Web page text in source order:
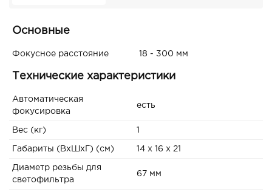
Основные
Фокусное расстояние 18 - 300 мм
Технические характеристики
Автоматическая
фокусировка
есть
Вес (кг) 1
Габариты (ВxШxГ) (см) 14 x 16 x 21
Диаметр резьбы для
светофильтра
67 мм